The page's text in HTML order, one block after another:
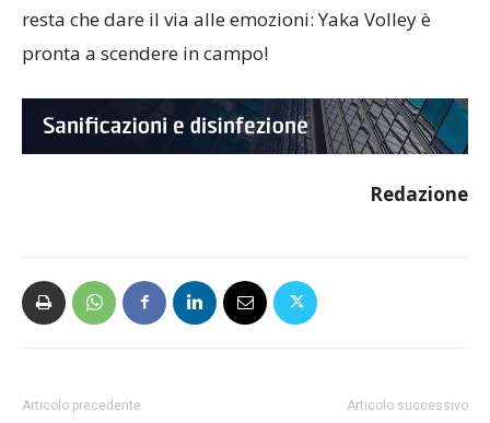
resta che dare il via alle emozioni: Yaka Volley è
pronta a scendere in campo!
Redazione
Articolo precedente Articolo successivo